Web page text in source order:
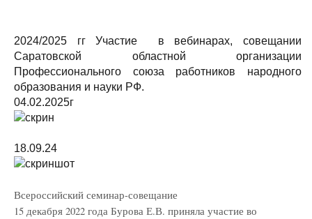
2024/2025 гг Участие в вебинарах, совещании
Саратовской областной организации
Профессионального союза работников народного
образования и науки РФ.
04.02.2025г
18.09.24
Всероссийский семинар-совещание
15 декабря 2022 года Бурова Е.В. приняла участие во